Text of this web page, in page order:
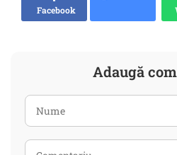
Facebook
Adaugă